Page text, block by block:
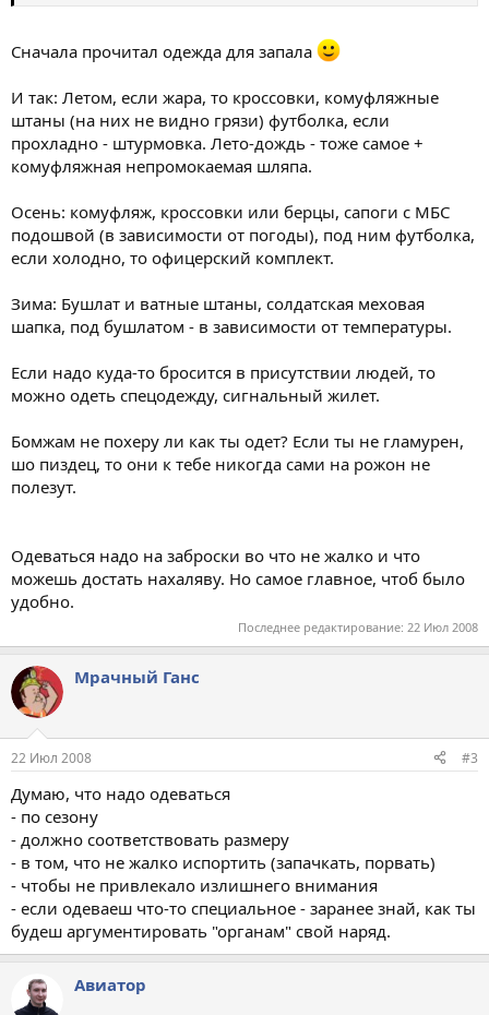
Сначала прочитал одежда для запала
И так: Летом, если жара, то кроссовки, комуфляжные
штаны (на них не видно грязи) футболка, если
прохладно - штурмовка. Лето-дождь - тоже самое +
комуфляжная непромокаемая шляпа.
Осень: комуфляж, кроссовки или берцы, сапоги с МБС
подошвой (в зависимости от погоды), под ним футболка,
если холодно, то офицерский комплект.
Зима: Бушлат и ватные штаны, солдатская меховая
шапка, под бушлатом - в зависимости от температуры.
Если надо куда-то бросится в присутствии людей, то
можно одеть спецодежду, сигнальный жилет.
Бомжам не похеру ли как ты одет? Если ты не гламурен,
шо пиздец, то они к тебе никогда сами на рожон не
полезут.
Одеваться надо на заброски во что не жалко и что
можешь достать нахаляву. Но самое главное, чтоб было
удобно.
Последнее редактирование: 22 Июл 2008
Мрачный Ганс
22 Июл 2008 #3
Думаю, что надо одеваться
- по сезону
- должно соответствовать размеру
- в том, что не жалко испортить (запачкать, порвать)
- чтобы не привлекало излишнего внимания
- если одеваеш что-то специальное - заранее знай, как ты
будеш аргументировать "органам" свой наряд.
Авиатор